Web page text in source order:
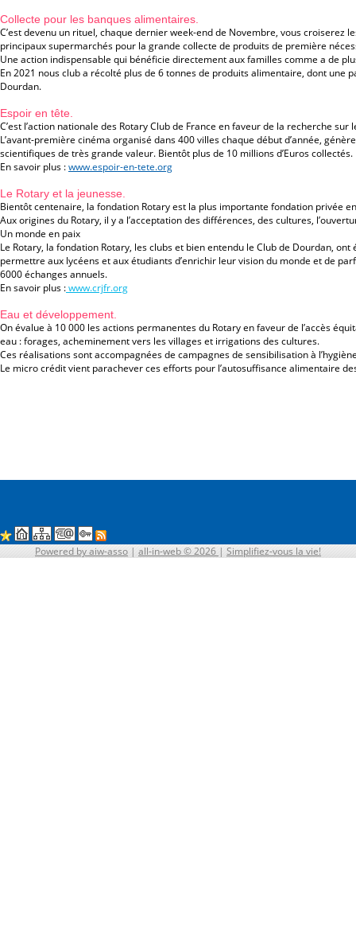
Collecte pour les banques alimentaires.
C’est devenu un rituel, chaque dernier week-end de Novembre, vous croiserez
principaux supermarchés pour la grande collecte de produits de première
Une action indispensable qui bénéficie directement aux familles comme a de
En 2021 nous club a récolté plus de 6 tonnes de produits alimentaire, dont une
Dourdan.
Espoir en tête.
C’est l’action nationale des Rotary Club de France en faveur de la recherche sur
L’avant-première cinéma organisé dans 400 villes chaque début d’année,
scientifiques de très grande valeur. Bientôt plus de 10 millions d’Euros collectés.
En savoir plus :www.espoir-en-tete.org
Le Rotary et la jeunesse.
Bientôt centenaire, la fondation Rotary est la plus importante fondation privée
Aux origines du Rotary, il y a l’acceptation des différences, des cultures,
Un monde en paix
Le Rotary, la fondation Rotary, les clubs et bien entendu le Club de Dourdan,
permettre aux lycéens et aux étudiants d’enrichir leur vision du monde et de
6000 échanges annuels.
En savoir plus :www.crjfr.org
Eau et développement.
On évalue à 10 000 les actions permanentes du Rotary en faveur de l’accès
eau : forages, acheminement vers les villages et irrigations des cultures.
Ces réalisations sont accompagnées de campagnes de sensibilisation à
Le micro crédit vient parachever ces efforts pour l’autosuffisance alimentaire
Powered by aiw-asso | all-in-web © 2026 | Simplifiez-vous la vie!